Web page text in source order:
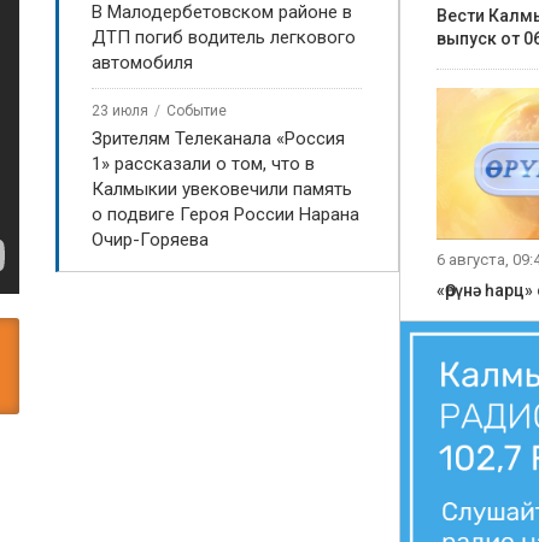
В Малодербетовском районе в
ДТП погиб водитель легкового
автомобиля
23 июля Событие
Зрителям Телеканала «Россия
1» рассказали о том, что в
Калмыкии увековечили память
о подвиге Героя России Нарана
Очир-Горяева
Вести
выпуск от
6 августа,
«Өрүнә